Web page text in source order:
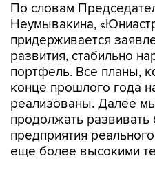
По словам
Неумывакина,
придерживается
развития, стабильно
портфель. Все планы,
конце прошлого года
реализованы. Далее
продолжать развивать
предприятия
еще более высокими